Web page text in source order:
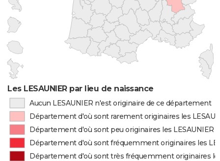
Les LESAUNIER par lieu de naissance
Aucun LESAUNIER n'est originaire de ce département
Département d'où sont rarement originaires les
Département d'où sont peu originaires les LESAUNIER
Département d'où sont fréquemment originaires les
Département d'où sont très fréquemment originaires